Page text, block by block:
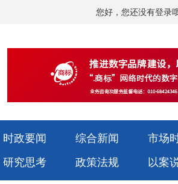
您好，您还没有登录
时政要闻 综合新闻
市场
研究思考 政策法规 以案